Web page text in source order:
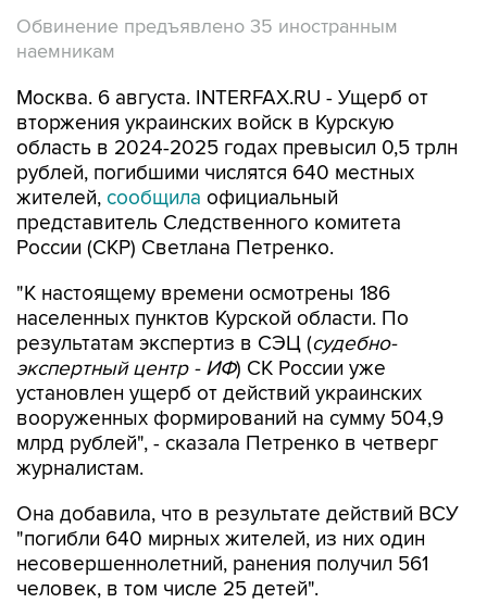
Обвинение предъявлено 35 иностранным
наемникам
Москва. 6 августа. INTERFAX.RU - Ущерб от
вторжения украинских войск в Курскую
область в 2024-2025 годах превысил 0,5 трлн
рублей, погибшими числятся 640 местных
жителей, сообщила официальный
представитель Следственного комитета
России (СКР) Светлана Петренко.
"К настоящему времени осмотрены 186
населенных пунктов Курской области. По
результатам экспертиз в СЭЦ (судебно-
экспертный центр - ИФ) СК России уже
установлен ущерб от действий украинских
вооруженных формирований на сумму 504,9
млрд рублей", - сказала Петренко в четверг
журналистам.
Она добавила, что в результате действий ВСУ
"погибли 640 мирных жителей, из них один
несовершеннолетний, ранения получил 561
человек, в том числе 25 детей".